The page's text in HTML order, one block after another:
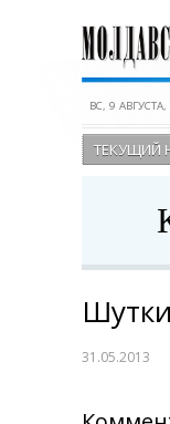
ВС, 9 АВГУСТА,
ТЕКУЩИЙ
31.05.2013